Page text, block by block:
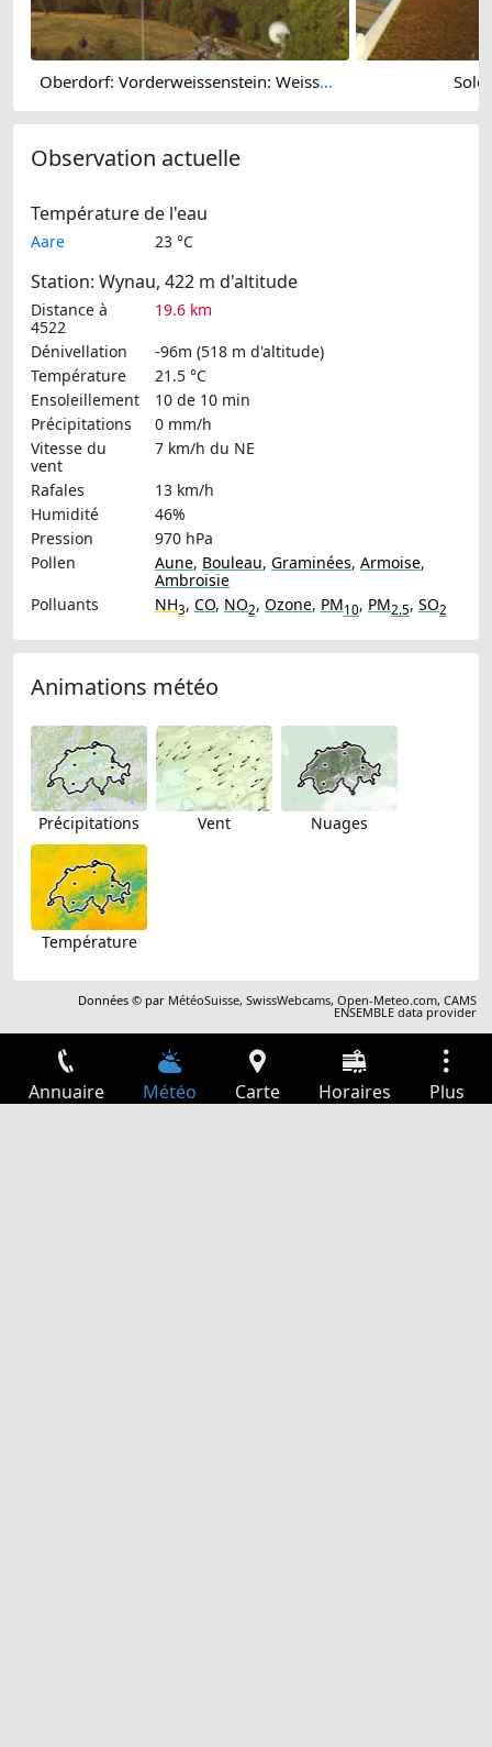
Oberdorf: Vorderweissenstein: Weissenstein
Observation actuelle
Température de l'eau
Aare 23 °C
Station: Wynau, 422 m d'altitude
Distance à
4522
19.6 km
Dénivellation
-96m (518 m d'altitude)
Température
21.5 °C
Ensoleillement
10 de 10 min
Précipitations
0 mm/h
Vitesse du
vent
7 km/h du NE
Rafales
13 km/h
Humidité
46%
Pression
970 hPa
Pollen
Aune, Bouleau, Graminées, Armoise,
Ambroisie
Polluants
NH3, CO, NO2, Ozone, PM10, PM2.5, SO2
Animations météo
Précipitations Vent Nuages
Température
Données © par MétéoSuisse,SwissWebcams,Open-Meteo.com,CAMS
ENSEMBLE data provider
Annuaire Météo Carte Horaires Plus